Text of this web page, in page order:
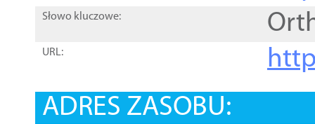
Słowo kluczowe:
URL:
ADRES ZASOBU: